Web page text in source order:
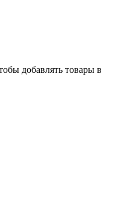
добавлять товары в